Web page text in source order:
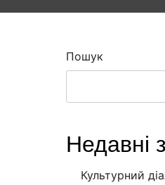
Пошук
Недавні
Культурний